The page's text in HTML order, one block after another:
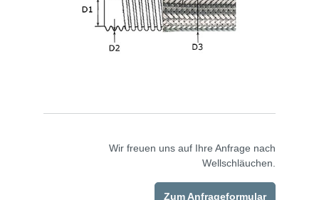
Wir freuen uns auf Ihre Anfrage nach
Wellschläuchen.
Zum Anfrageformular